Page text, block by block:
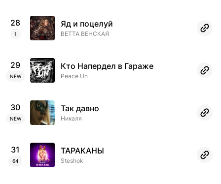
28
1
Яд и поцелуй
ВЕТТА ВЕНСКАЯ
29
NEW
Кто Напердел в Гараже
Peace Un
30
NEW
Так давно
Никаля
31
64
ТАРАКАНЫ
Steshok